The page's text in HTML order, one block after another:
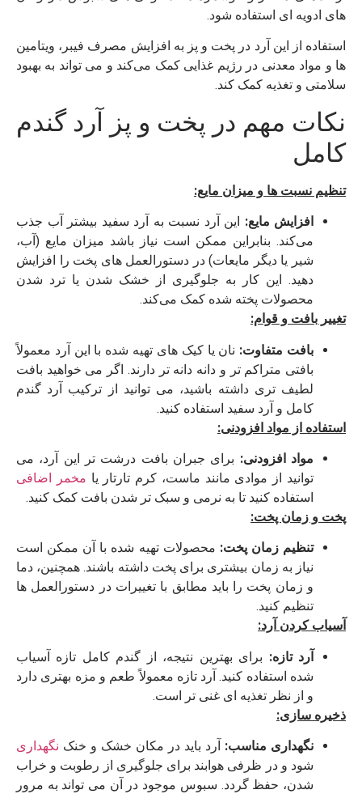
‌های ادویه ‌ای استفاده شود.
استفاده از این آرد در پخت و پز به افزایش مصرف فیبر، ویتامین
‌ها و مواد معدنی در رژیم غذایی کمک می‌کند و می ‌تواند به بهبود
سلامتی و تغذیه کمک کند.
نکات مهم در پخت و پز آرد گندم
کامل
تنظیم نسبت‌ ها و میزان مایع:
افزایش مایع: این آرد نسبت به آرد سفید بیشتر آب جذب
می‌کند. بنابراین ممکن است نیاز باشد میزان مایع (آب،
شیر یا دیگر مایعات) در دستورالعمل ‌های پخت را افزایش
دهید. این کار به جلوگیری از خشک شدن یا ترد شدن
محصولات پخته شده کمک می‌کند.
تغییر بافت و قوام:
بافت متفاوت: نان یا کیک ‌های تهیه شده با این آرد معمولاً
بافتی متراکم ‌تر و دانه‌ دانه ‌تر دارند. اگر می‌ خواهید بافت
لطیف‌ تری داشته باشید، می ‌توانید از ترکیب آرد گندم
کامل و آرد سفید استفاده کنید.
استفاده از مواد افزودنی:
مواد افزودنی: برای جبران بافت درشت ‌تر این آرد، می‌
توانید از موادی مانند ماست، کرم تارتار یا مخمر اضافی
استفاده کنید تا به نرمی و سبک‌ تر شدن بافت کمک کنید.
پخت و زمان پخت:
تنظیم زمان پخت: محصولات تهیه شده با آن ممکن است
نیاز به زمان بیشتری برای پخت داشته باشند. همچنین، دما
و زمان پخت را باید مطابق با تغییرات در دستورالعمل‌ ها
تنظیم کنید.
آسیاب کردن آرد:
آرد تازه: برای بهترین نتیجه، از گندم کامل تازه آسیاب
شده استفاده کنید. آرد تازه معمولاً طعم و مزه بهتری دارد
و از نظر تغذیه ‌ای غنی ‌تر است.
ذخیره ‌سازی:
نگهداری مناسب: آرد باید در مکان خشک و خنک نگهداری
شود و در ظرفی هوابند برای جلوگیری از رطوبت و خراب
شدن، حفظ گردد. سبوس موجود در آن می‌ تواند به مرور